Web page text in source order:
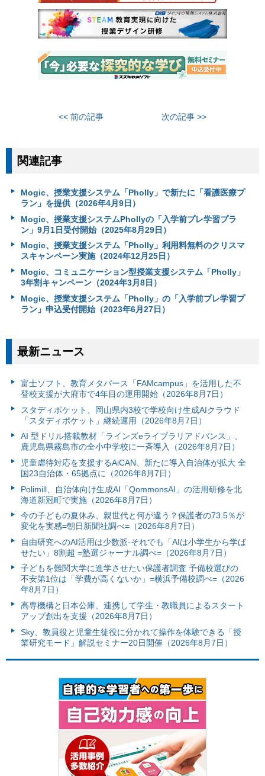
<< 前の記事 次の記事 >>
関連記事
Mogic、授業支援システム「Pholly」で新たに「看護医療プ
ラン」を提供（2026年4月9日）
Mogic、授業支援システムPhollyの「入学前プレ学習プラ
ン」9月1日受付開始（2025年8月29日）
Mogic、授業支援システム「Pholly」利用料無料のクリスマ
スキャンペーン実施（2024年12月25日）
Mogic、コミュニケーション型授業支援システム「Pholly」
3年割キャンペーン（2024年3月8日）
Mogic、授業支援システム「Pholly」の「入学前プレ学習プ
ラン」申込受付開始（2023年6月27日）
最新ニュース
富⼠ソフト、教育メタバース「FAMcampus」を活用した不
登校支援が大府市で4年目の運用開始（2026年8月7日）
スタディポケット、岡山県内3校で学校向け生成AIクラウド
「スタディポケット」継続運用（2026年8月7日）
AI 型ドリル搭載教材「ラインズeライブラリアドバンス」、
鹿児島県霧島市の全小中学校に一斉導入（2026年8月7日）
児童虐待対応を支援するAiCAN、新たに導入自治体が拡大 全
国23自治体・65拠点に（2026年8月7日）
Polimill、自治体向け生成AI「QommonsAI」の活用研修を北
海道新冠町で実施（2026年8月7日）
今の子どもの夏休み、親世代と何が違う？保護者の73.5％が
変化を実感=朝日新聞社調べ=（2026年8月7日）
自由研究へのAI活用は少数派-それでも「AIは小学生から学ば
せたい」8割超 =塾選ジャーナル調べ=（2026年8月7日）
子どもを難関大学に進学させたい保護者調査 予備校選びの
不安第1位は「学費が高くないか」=横浜予備校調べ=（2026
年8月7日）
高専機構と日本公庫、連携して学生・教職員によるスタート
アップ創出を支援（2026年8月7日）
Sky、教員役と児童生徒役に分かれて操作を体験できる「授
業研究モード」解説セミナー20日開催（2026年8月7日）